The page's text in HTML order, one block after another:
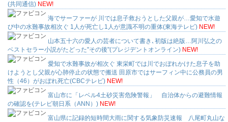
(共同通信) NEW!
海でサーファーが 川では息子救おうとした父親が…愛知で水遊
び中の水難事故相次ぐ 1人が死亡し1人が意識不明の重体(東海テレビ) NEW!
山本五十六の愛人の芸者について書き､初版は絶版…阿川弘之の
ベストセラー小説がたどった"その後"(プレジデントオンライン) NEW!
愛知で水難事故が相次ぐ 東栄町では川でおぼれかけた息子を助
けようとし父親が心肺停止の状態で搬送 田原市ではサーフィン中に公務員の男
性（46）がおぼれ死亡(CBCテレビ) NEW!
富山市に「レベル4土砂災害危険警報」 自治体からの避難情報
の確認を(テレビ朝日系（ANN）) NEW!
富山県に記録的短時間大雨に関する気象防災速報 八尾町丸山な